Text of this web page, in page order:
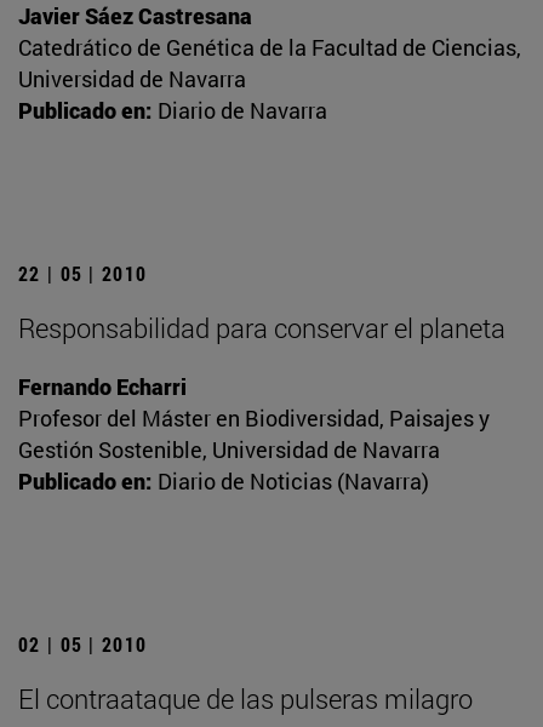
Javier Sáez Castresana
Catedrático de Genética de la Facultad de Ciencias,
Universidad de Navarra
Publicado en: Diario de Navarra
22 | 05 | 2010
Responsabilidad para conservar el planeta
Fernando Echarri
Profesor del Máster en Biodiversidad, Paisajes y
Gestión Sostenible, Universidad de Navarra
Publicado en: Diario de Noticias (Navarra)
02 | 05 | 2010
El contraataque de las pulseras milagro